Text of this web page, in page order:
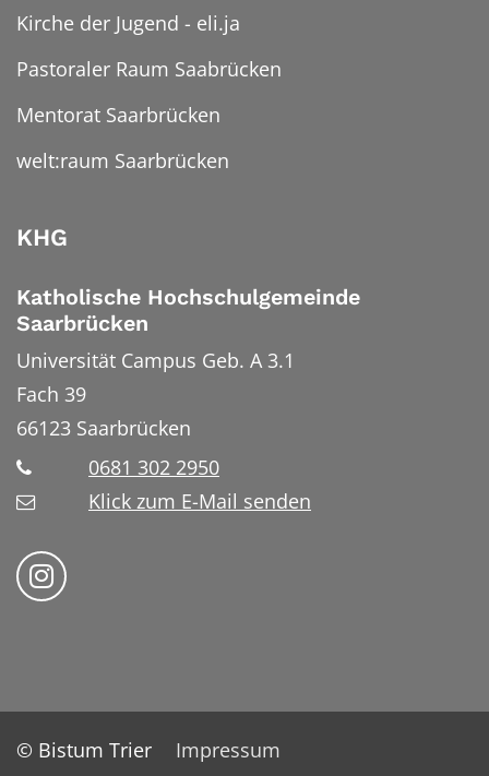
Kirche der Jugend - eli.ja
Pastoraler Raum Saabrücken
Mentorat Saarbrücken
welt:raum Saarbrücken
KHG
Katholische Hochschulgemeinde
Saarbrücken
Universität Campus Geb. A 3.1
Fach 39
66123 Saarbrücken
0681 302 2950
Klick zum E-Mail senden
Bistum Trier auf Instragram
© Bistum Trier
Impressum